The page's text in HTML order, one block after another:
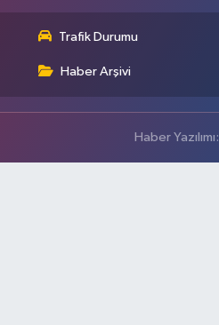
Trafik Durumu
Haber Arşivi
Haber Yazılımı: